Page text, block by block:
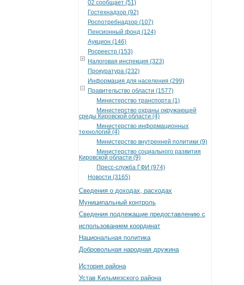
02 сообщает (51)
Гостехнадзор (92)
Роспотребнадзор (107)
Пенсионный фонд (124)
Аукцион (146)
Росреестр (153)
Налоговая инспекция (323)
Прокуратура (232)
Информация для населения (299)
Правительство области (1577)
Министерство транспорта (1)
Министерство охраны окружающей
среды Кировской области (4)
Министерство информационных
технологий (4)
Министерство внутренней политики (9)
Министерство социального развития
Кировской области (9)
Пресс-служба ГФИ (974)
Новости (3165)
Сведения о доходах, расходах
Муниципальный контроль
Сведения подлежащие предоставлению с
использованием координат
Национальная политика
Добровольная народная дружина
История района
Устав Кильмезского района